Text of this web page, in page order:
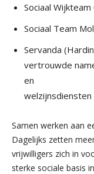
Sociaal
Sociaal Team
Servanda
vertrouwde
en
welzijnsdiensten
Samen werken aan
Dagelijks zetten
vrijwilligers zich in
sterke sociale basis